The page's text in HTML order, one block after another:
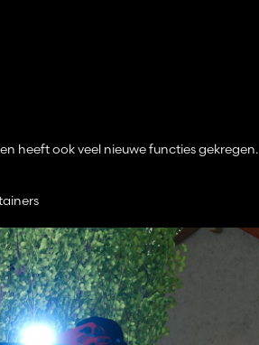
heeft ook veel nieuwe functies gekregen.